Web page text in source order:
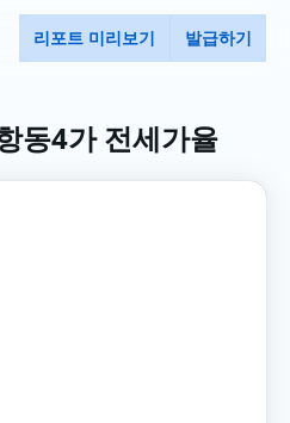
리포트 미리보기 발급하기
동4가 전세가율